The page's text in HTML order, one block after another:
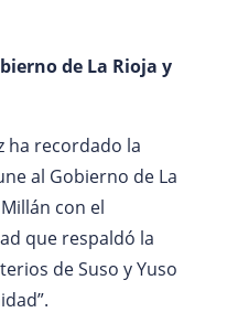
de La Rioja y
ha recordado la
al Gobierno de La
con el
que respaldó la
de Suso y Yuso